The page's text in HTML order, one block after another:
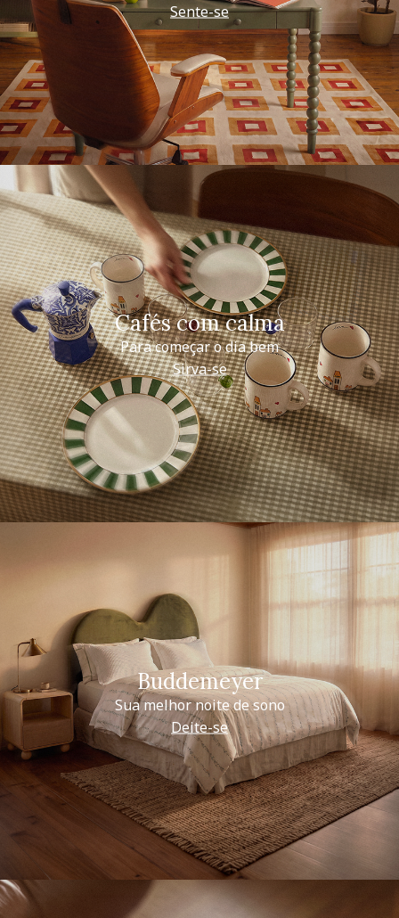
Sente-se
Cafés com calma
Para começar o dia bem
Sirva-se
Buddemeyer
Sua melhor noite de sono
Deite-se